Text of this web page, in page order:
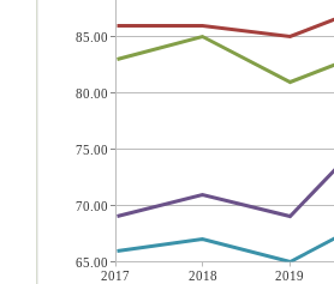
2017 2018 2019
85.00
80.00
75.00
70.00
65.00